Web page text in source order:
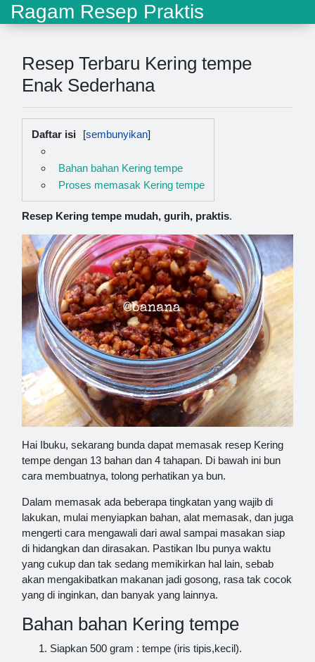
Ragam Resep Praktis
Resep Terbaru Kering tempe
Enak Sederhana
Daftar isi
Bahan bahan Kering tempe
Proses memasak Kering tempe
Resep Kering tempe mudah, gurih, praktis.
Hai Ibuku, sekarang bunda dapat memasak resep Kering
tempe dengan 13 bahan dan 4 tahapan. Di bawah ini bun
cara membuatnya, tolong perhatikan ya bun.
Dalam memasak ada beberapa tingkatan yang wajib di
lakukan, mulai menyiapkan bahan, alat memasak, dan juga
mengerti cara mengawali dari awal sampai masakan siap
di hidangkan dan dirasakan. Pastikan Ibu punya waktu
yang cukup dan tak sedang memikirkan hal lain, sebab
akan mengakibatkan makanan jadi gosong, rasa tak cocok
yang di inginkan, dan banyak yang lainnya.
Bahan bahan Kering tempe
Siapkan 500 gram : tempe (iris tipis,kecil).